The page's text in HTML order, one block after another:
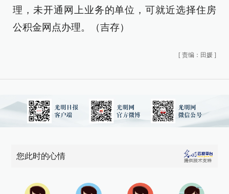
理，未开通网上业务的单位，可就近选择住房
公积金网点办理。（吉存）
[ 责编：田媛 ]
您此时的心情